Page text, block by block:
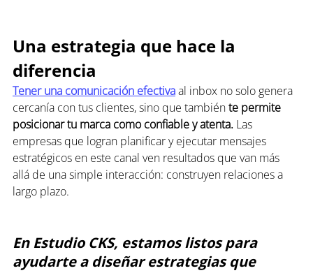
Una estrategia que hace la
diferencia
Tener una comunicación efectiva al inbox no solo genera
cercanía con tus clientes, sino que también te permite
posicionar tu marca como confiable y atenta. Las
empresas que logran planificar y ejecutar mensajes
estratégicos en este canal ven resultados que van más
allá de una simple interacción: construyen relaciones a
largo plazo.
En Estudio CKS, estamos listos para
ayudarte a diseñar estrategias que